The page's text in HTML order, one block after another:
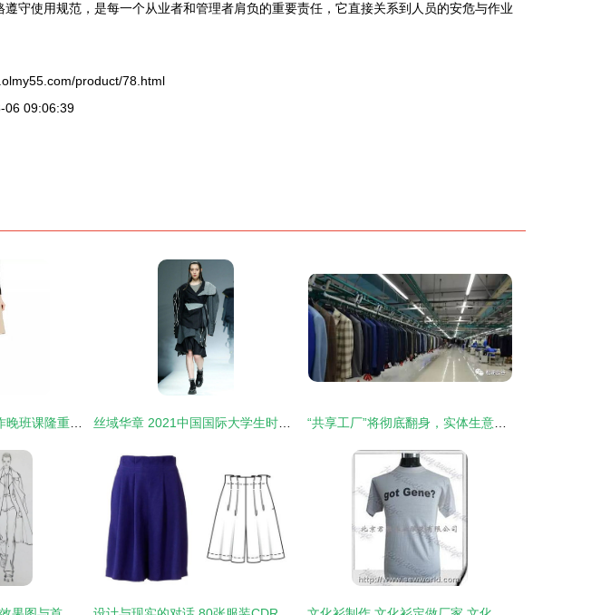
守使用规范，是每一个从业者和管理者肩负的重要责任，它直接关系到人员的安危与作业
product/78.html
06 09:06:39